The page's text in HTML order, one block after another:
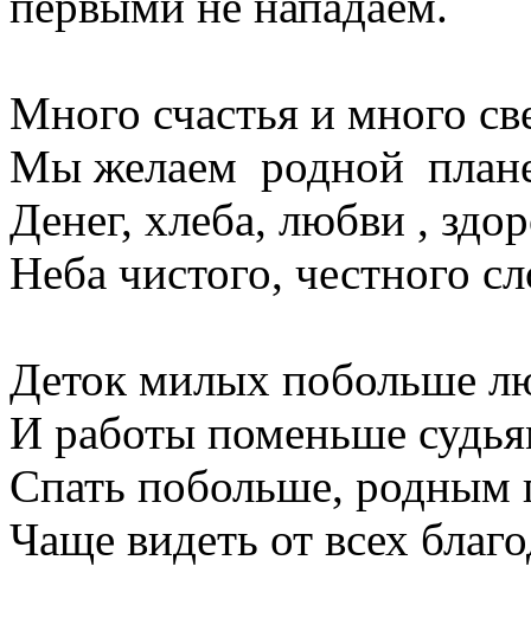
Много счастья и много
Мы желаем родной
Денег, хлеба, любви ,
Неба чистого, честного
Деток милых побольше
И работы поменьше
Спать побольше,
Чаще видеть от всех